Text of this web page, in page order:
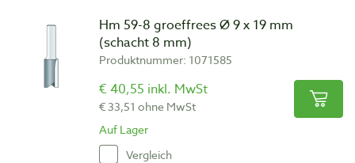
Hm 59-8 groeffrees Ø 9 x 19 mm
(schacht 8 mm)
Produktnummer: 1071585
€ 40,55 inkl. MwSt
€ 33,51 ohne MwSt
Auf Lager
Vergleich